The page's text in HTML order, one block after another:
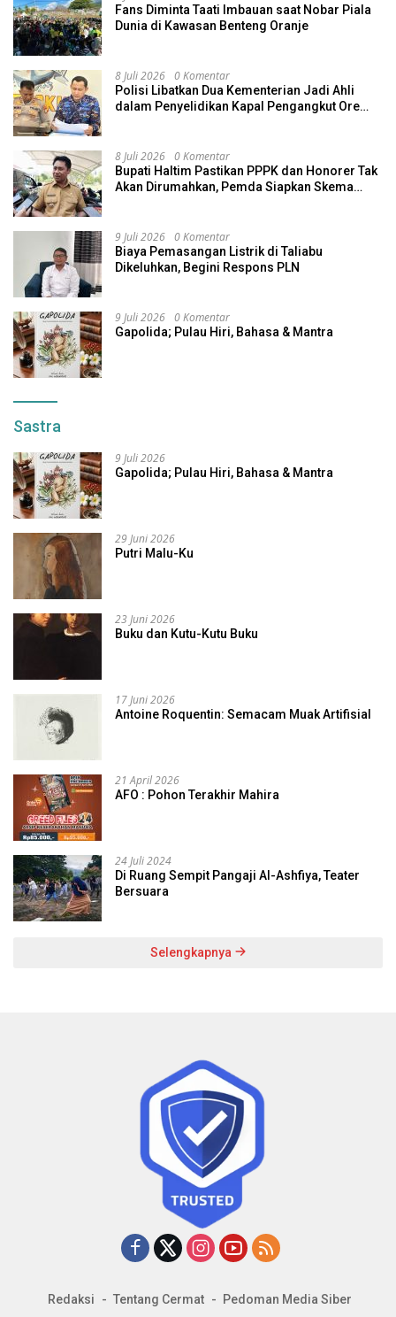
Fans Diminta Taati Imbauan saat Nobar Piala
Dunia di Kawasan Benteng Oranje
8 Juli 2026 0 Komentar
Polisi Libatkan Dua Kementerian Jadi Ahli
dalam Penyelidikan Kapal Pengangkut Ore
8 Juli 2026 0 Komentar
Bupati Haltim Pastikan PPPK dan Honorer Tak
Akan Dirumahkan, Pemda Siapkan Skema
9 Juli 2026 0 Komentar
Biaya Pemasangan Listrik di Taliabu
Dikeluhkan, Begini Respons PLN
9 Juli 2026 0 Komentar
Gapolida; Pulau Hiri, Bahasa & Mantra
Sastra
9 Juli 2026
Gapolida; Pulau Hiri, Bahasa & Mantra
29 Juni 2026
Putri Malu-Ku
23 Juni 2026
Buku dan Kutu-Kutu Buku
17 Juni 2026
Antoine Roquentin: Semacam Muak Artifisial
21 April 2026
AFO : Pohon Terakhir Mahira
24 Juli 2024
Di Ruang Sempit Pangaji Al-Ashfiya, Teater
Bersuara
Selengkapnya
Redaksi Tentang Cermat
Pedoman Media Siber